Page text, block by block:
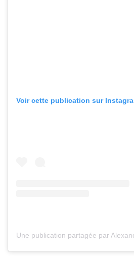
Voir cette publication sur